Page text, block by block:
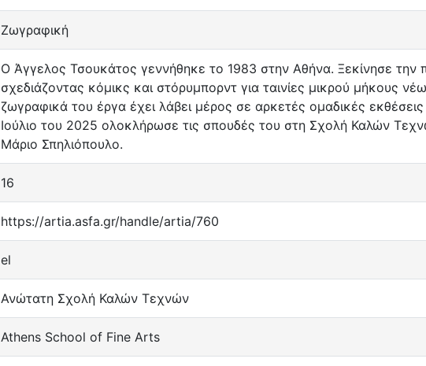
Ζωγραφική
Ο Άγγελος Τσουκάτος γεννήθηκε το 1983 στην Αθήνα. Ξεκίνησε την
σχεδιάζοντας κόμικς και στόρυμπορντ για ταινίες μικρού μήκους
ζωγραφικά του έργα έχει λάβει μέρος σε αρκετές ομαδικές
Ιούλιο του 2025 ολοκλήρωσε τις σπουδές του στη Σχολή Καλών
Μάριο Σπηλιόπουλο.
16
https://artia.asfa.gr/handle/artia/760
el
Ανώτατη Σχολή Καλών Τεχνών
Athens School of Fine Arts